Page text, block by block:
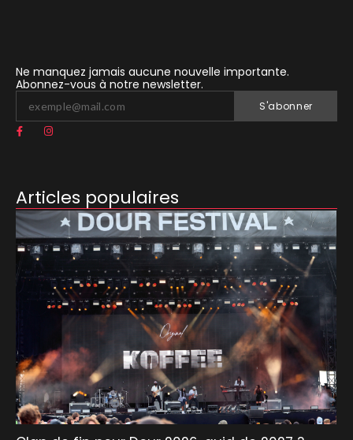
Ne manquez jamais aucune nouvelle importante.
Abonnez-vous à notre newsletter.
S'abonner
Articles populaires